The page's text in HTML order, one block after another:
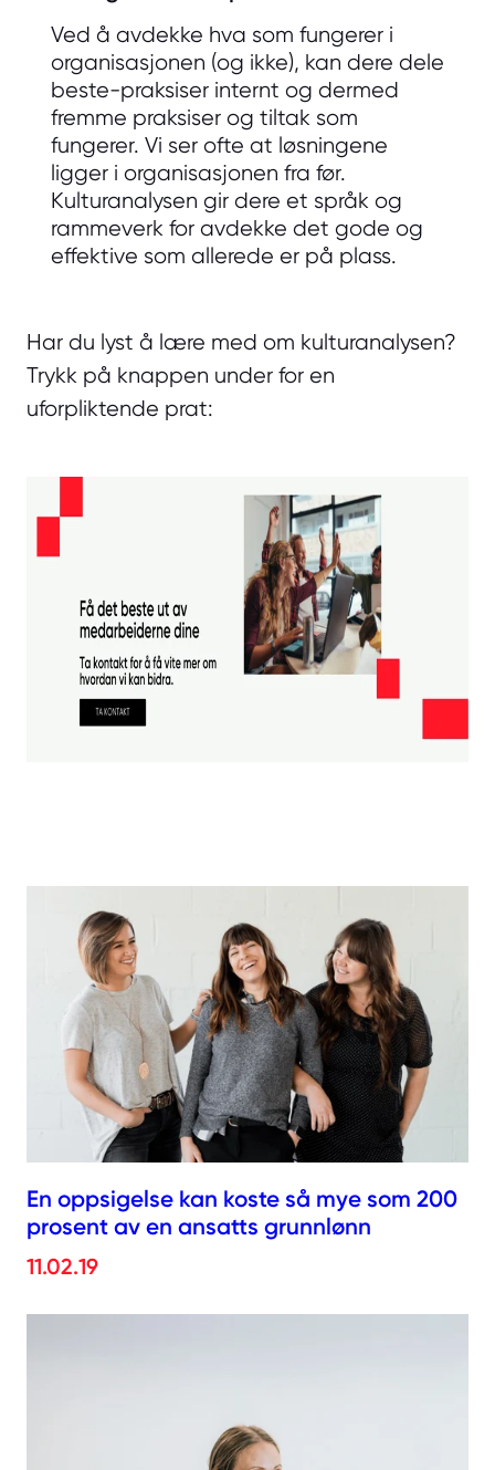
Ved å avdekke hva som fungerer i
organisasjonen (og ikke), kan dere dele
beste-praksiser internt og dermed
fremme praksiser og tiltak som
fungerer. Vi ser ofte at løsningene
ligger i organisasjonen fra før.
Kulturanalysen gir dere et språk og
rammeverk for avdekke det gode og
effektive som allerede er på plass.
Har du lyst å lære med om kulturanalysen?
Trykk på knappen under for en
uforpliktende prat:
En oppsigelse kan koste så mye som 200
prosent av en ansatts grunnlønn
11.02.19